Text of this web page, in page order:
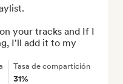
your tracks and If I
I'll add it to my
Tasa de compartición
31%